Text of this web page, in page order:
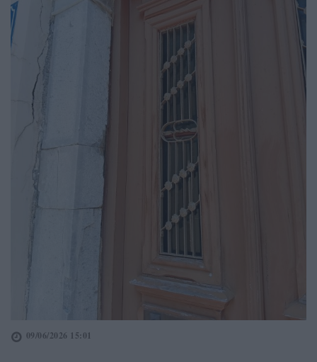
09/06/2026 15:01